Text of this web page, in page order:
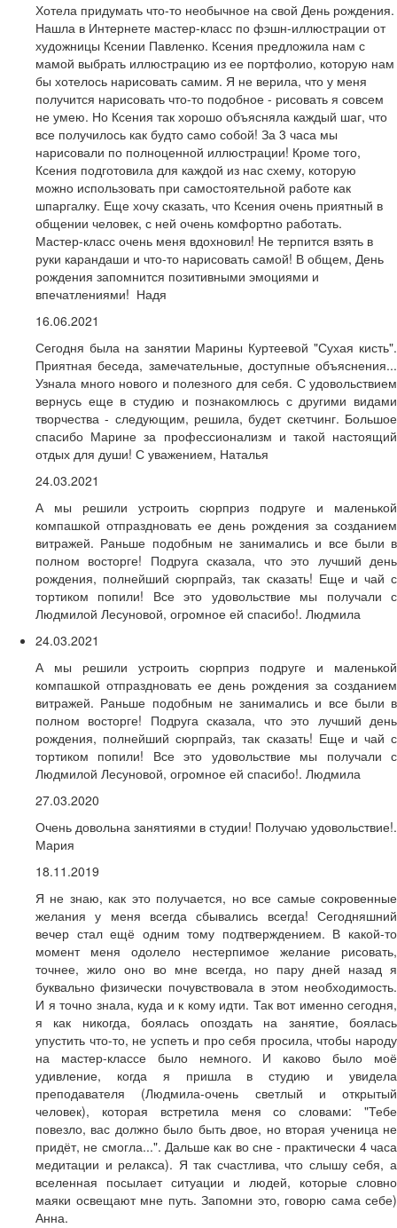
Хотела придумать что-то необычное на свой День рождения.
Нашла в Интернете мастер-класс по фэшн-иллюстрации от
художницы Ксении Павленко. Ксения предложила нам с
мамой выбрать иллюстрацию из ее портфолио, которую нам
бы хотелось нарисовать самим. Я не верила, что у меня
получится нарисовать что-то подобное - рисовать я совсем
не умею. Но Ксения так хорошо объясняла каждый шаг, что
все получилось как будто само собой! За 3 часа мы
нарисовали по полноценной иллюстрации! Кроме того,
Ксения подготовила для каждой из нас схему, которую
можно использовать при самостоятельной работе как
шпаргалку. Еще хочу сказать, что Ксения очень приятный в
общении человек, с ней очень комфортно работать.
Мастер-класс очень меня вдохновил! Не терпится взять в
руки карандаши и что-то нарисовать самой! В общем, День
рождения запомнится позитивными эмоциями и
впечатлениями! Надя
16.06.2021
Сегодня была на занятии Марины Куртеевой "Сухая кисть".
Приятная беседа, замечательные, доступные объяснения...
Узнала много нового и полезного для себя. С удовольствием
вернусь еще в студию и познакомлюсь с другими видами
творчества - следующим, решила, будет скетчинг. Большое
спасибо Марине за профессионализм и такой настоящий
отдых для души! С уважением, Наталья
24.03.2021
А мы решили устроить сюрприз подруге и маленькой
компашкой отпраздновать ее день рождения за созданием
витражей. Раньше подобным не занимались и все были в
полном восторге! Подруга сказала, что это лучший день
рождения, полнейший сюрпрайз, так сказать! Еще и чай с
тортиком попили! Все это удовольствие мы получали с
Людмилой Лесуновой, огромное ей спасибо!. Людмила
24.03.2021
А мы решили устроить сюрприз подруге и маленькой
компашкой отпраздновать ее день рождения за созданием
витражей. Раньше подобным не занимались и все были в
полном восторге! Подруга сказала, что это лучший день
рождения, полнейший сюрпрайз, так сказать! Еще и чай с
тортиком попили! Все это удовольствие мы получали с
Людмилой Лесуновой, огромное ей спасибо!. Людмила
27.03.2020
Очень довольна занятиями в студии! Получаю удовольствие!.
Мария
18.11.2019
Я не знаю, как это получается, но все самые сокровенные
желания у меня всегда сбывались всегда! Сегодняшний
вечер стал ещё одним тому подтверждением. В какой-то
момент меня одолело нестерпимое желание рисовать,
точнее, жило оно во мне всегда, но пару дней назад я
буквально физически почувствовала в этом необходимость.
И я точно знала, куда и к кому идти. Так вот именно сегодня,
я как никогда, боялась опоздать на занятие, боялась
упустить что-то, не успеть и про себя просила, чтобы народу
на мастер-классе было немного. И каково было моё
удивление, когда я пришла в студию и увидела
преподавателя (Людмила-очень светлый и открытый
человек), которая встретила меня со словами: "Тебе
повезло, вас должно было быть двое, но вторая ученица не
придёт, не смогла...". Дальше как во сне - практически 4 часа
медитации и релакса). Я так счастлива, что слышу себя, а
вселенная посылает ситуации и людей, которые словно
маяки освещают мне путь. Запомни это, говорю сама себе)
Анна.